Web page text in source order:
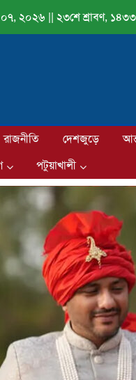
২০২৬ || ২৩শে শ্রাবণ, ১৪৩৩
রাজনীতি দেশজুড়ে
পটুয়াখালী